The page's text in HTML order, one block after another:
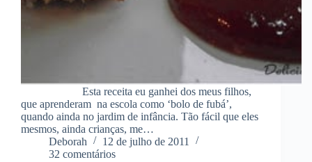
Esta receita eu ganhei dos meus filhos,
que aprenderam na escola como ‘bolo de fubá’,
quando ainda no jardim de infância. Tão fácil que eles
mesmos, ainda crianças, me…
Deborah
12 de julho de 2011
32 comentários